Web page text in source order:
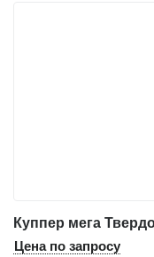
Цена по запросу